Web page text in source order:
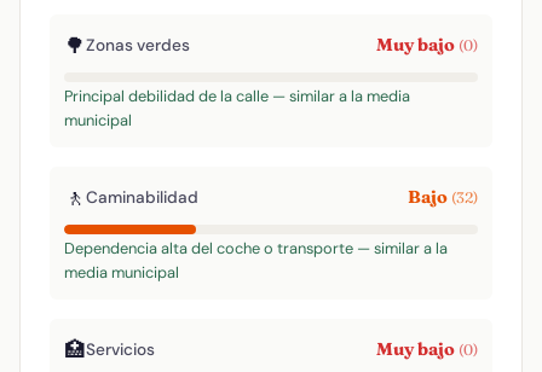
🌳Zonas verdes Muy bajo (0)
Principal debilidad de la calle — similar a la media
municipal
🚶 Caminabilidad Bajo (32)
Dependencia alta del coche o transporte — similar a la
media municipal
🏥Servicios Muy bajo (0)